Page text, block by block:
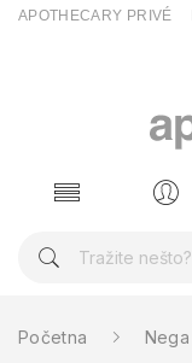
APOTHECARY PRIVÉ
Početna Nega